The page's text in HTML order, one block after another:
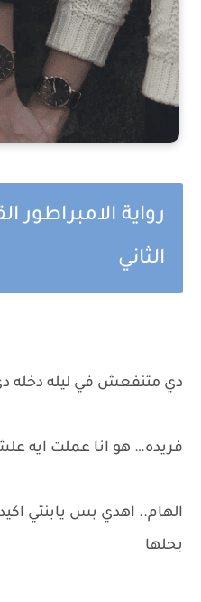
رواية
الثاني
دي متنفعش في ليله دخله
فريده… هو انا عملت ايه
الهام.. اهدي بس يابنتي
يحلها